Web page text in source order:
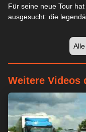
Für seine neue Tour
ausgesucht: die
Weitere Videos